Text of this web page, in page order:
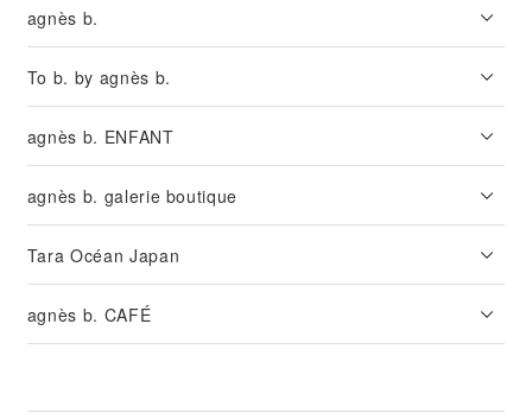
agnès b.
To b. by agnès b.
agnès b. ENFANT
agnès b. galerie boutique
Tara Océan Japan
agnès b. CAFÉ